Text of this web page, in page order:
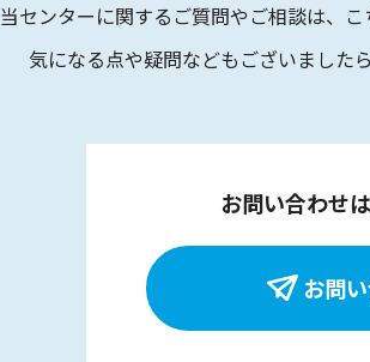
当センターに関するご質問やご相談は、
気になる点や疑問などもございましたら
お問い合わせ
お問